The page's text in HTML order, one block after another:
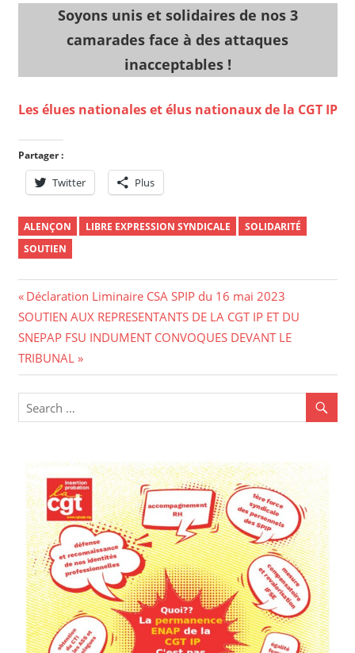
Soyons unis et solidaires de nos 3
camarades face à des attaques
inacceptables !
Les élues nationales et élus nationaux de la CGT IP
Partager :
Twitter Plus
ALENÇON LIBRE EXPRESSION SYNDICALE
SOLIDARITÉ
SOUTIEN
Navigation
de
l’article
Previous
Post:
Déclaration Liminaire CSA SPIP du 16 mai 2023
Next
Post:
SOUTIEN AUX REPRESENTANTS DE LA CGT IP ET DU
SNEPAP FSU INDUMENT CONVOQUES DEVANT LE
TRIBUNAL